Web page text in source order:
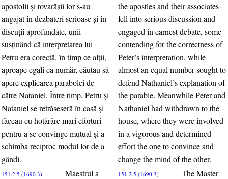
apostolii şi tovarăşii lor s-au
angajat în dezbateri serioase şi în
discuţii aprofundate, unii
susţinând că interpretarea lui
Petru era corectă, în timp ce alţii,
aproape egali ca număr, căutau să
apere explicarea parabolei de
către Nataniel. Între timp, Petru şi
Nataniel se retrăseseră în casă şi
făceau cu hotărâre mari eforturi
pentru a se convinge mutual şi a
schimba reciproc modul lor de a
gândi.
the apostles and their associates
fell into serious discussion and
engaged in earnest debate, some
contending for the correctness of
Peter’s interpretation, while
almost an equal number sought to
defend Nathaniel’s explanation of
the parable. Meanwhile Peter and
Nathaniel had withdrawn to the
house, where they were involved
in a vigorous and determined
effort the one to convince and
change the mind of the other.
151:2.5 (1690.3)
Maestrul a
151:2.5 (1690.3)
The Master